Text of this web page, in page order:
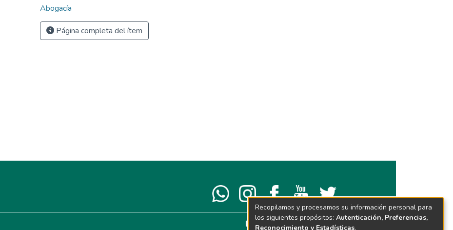
Abogacía
Página completa del ítem
Recopilamos y procesamos su información personal para
los siguientes propósitos: Autenticación, Preferencias,
Reconocimiento y Estadísticas.